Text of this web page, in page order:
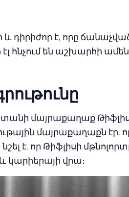
դիրիժոր է, որը
հնչում են աշխարհի
մայրաքաղաք
մայրաքաղաքն էր,
է, որ Թիֆլիսի
և կարիերայի վրա։